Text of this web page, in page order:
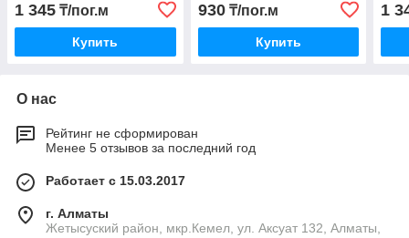
1 345 ₸/пог.м
Купить
930₸/пог.м
Купить
1
О нас
Рейтинг не сформирован
Менее 5 отзывов за последний год
Работает с 15.03.2017
г. Алматы
Жетысуский район, мкр.Кемел, ул. Аксуат 132, Алматы,